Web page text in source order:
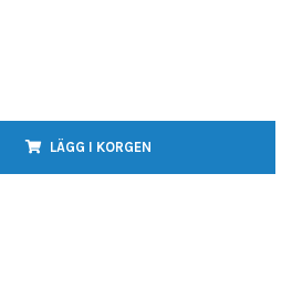
LÄGG I KORGEN